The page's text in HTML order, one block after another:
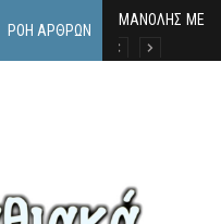
ΡΟΉ ΆΡΘΡΩΝ
MΑΝΟΛΗΣ
ΕΚΔΗΛΩΣΗ
Κάθε